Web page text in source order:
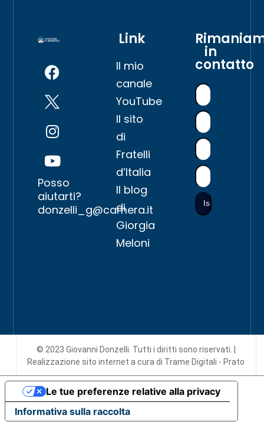
Posso
aiutarti?
donzelli_g@camera.it
Link
Il mio
canale
YouTube
Il sito
di
Fratelli
d’Italia
Il blog
di
Giorgia
Meloni
in
contatto
© 2023 Giovanni Donzelli. Tutti i diritti sono riservati. |
Realizzazione sito interneta cura di Trame Digitali - Prato
Informativa sulla raccolta
Le tue preferenze relative alla privacy